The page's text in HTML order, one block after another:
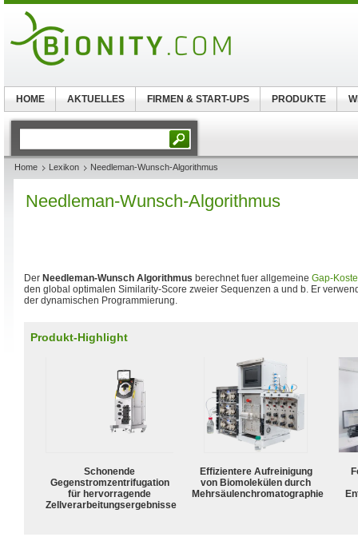
Home Lexikon Needleman-Wunsch-Algorithmus
Needleman-Wunsch-Algorithmus
Der Needleman-Wunsch Algorithmus berechnet fuer allgemeine Gap-
den global optimalen Similarity-Score zweier Sequenzen a und b. Er
der dynamischen Programmierung.
Produkt-Highlight
Schonende
Gegenstromzentrifugation
für hervorragende
Zellverarbeitungsergebnisse
Effizientere Aufreinigung
von Biomolekülen durch
Mehrsäulenchromatographie
HOME AKTUELLES FIRMEN & START-UPS PRODUKTE